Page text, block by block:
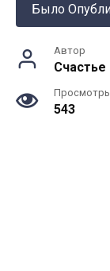
Было
Автор
543